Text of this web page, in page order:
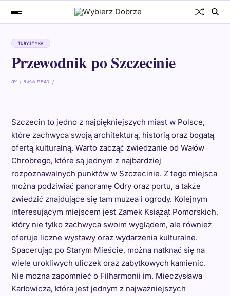
TURYSTYKA
Przewodnik po Szczecinie
BY 8 MIN READ
Szczecin to jedno z najpiękniejszych miast w Polsce,
które zachwyca swoją architekturą, historią oraz bogatą
ofertą kulturalną. Warto zacząć zwiedzanie od Wałów
Chrobrego, które są jednym z najbardziej
rozpoznawalnych punktów w Szczecinie. Z tego miejsca
można podziwiać panoramę Odry oraz portu, a także
zwiedzić znajdujące się tam muzea i ogrody. Kolejnym
interesującym miejscem jest Zamek Książąt Pomorskich,
który nie tylko zachwyca swoim wyglądem, ale również
oferuje liczne wystawy oraz wydarzenia kulturalne.
Spacerując po Starym Mieście, można natknąć się na
wiele urokliwych uliczek oraz zabytkowych kamienic.
Nie można zapomnieć o Filharmonii im. Mieczysława
Karłowicza, która jest jednym z najważniejszych